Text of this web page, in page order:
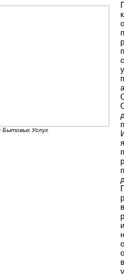
Бытовых Услуг